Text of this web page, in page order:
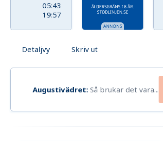
05:43
19:57
Detaljvy Skriv ut
Augustivädret: Så brukar det vara...